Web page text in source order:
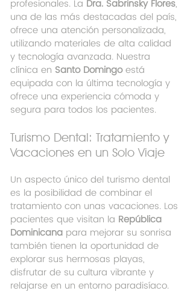
profesionales. La Dra. Sabrinsky Flores,
una de las más destacadas del país,
ofrece una atención personalizada,
utilizando materiales de alta calidad
y tecnología avanzada. Nuestra
clínica en Santo Domingo está
equipada con la última tecnología y
ofrece una experiencia cómoda y
segura para todos los pacientes.
Turismo Dental: Tratamiento y
Vacaciones en un Solo Viaje
Un aspecto único del turismo dental
es la posibilidad de combinar el
tratamiento con unas vacaciones. Los
pacientes que visitan la República
Dominicana para mejorar su sonrisa
también tienen la oportunidad de
explorar sus hermosas playas,
disfrutar de su cultura vibrante y
relajarse en un entorno paradisíaco.